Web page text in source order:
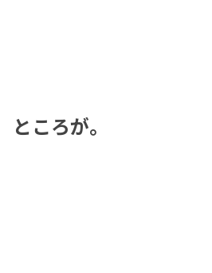
ところが。